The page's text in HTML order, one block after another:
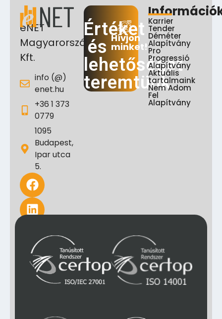
eNET
Magyarország
Kft.
info (@)
enet.hu
+36 1 373
0779
1095
Budapest,
Ipar utca
5.
Értéket
és
lehetőséget
teremtünk
Hívjon
minket!
Karrier
Tender
Déméter
Alapítvány
Pro
Progressió
Alapítvány
Aktuális
tartalmaink
Nem Adom
Fel
Alapítvány